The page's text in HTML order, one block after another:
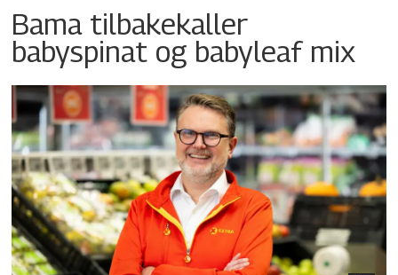
Bama tilbakekaller
babyspinat og babyleaf mix